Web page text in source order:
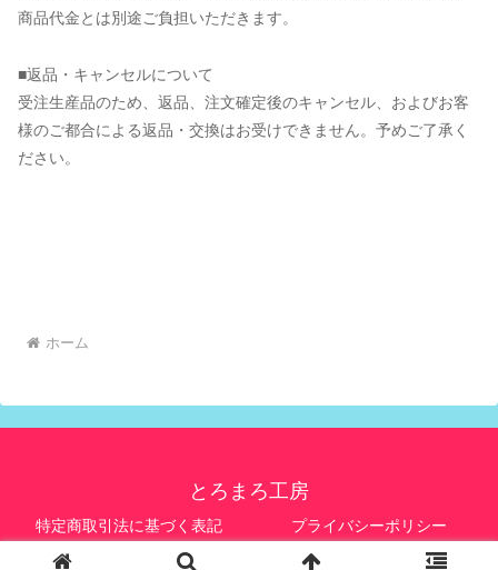
商品代金とは別途ご負担いただきます。
■返品・キャンセルについて
受注生産品のため、返品、注文確定後のキャンセル、およびお客
様のご都合による返品・交換はお受けできません。予めご了承く
ださい。
ホーム
とろまろ工房
特定商取引法に基づく表記 プライバシーポリシー
© 2024 とろまろ工房.